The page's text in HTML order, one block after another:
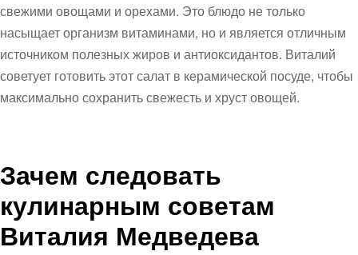
свежими овощами и орехами. Это блюдо не только
насыщает организм витаминами, но и является отличным
источником полезных жиров и антиоксидантов. Виталий
советует готовить этот салат в керамической посуде, чтобы
максимально сохранить свежесть и хруст овощей.
Зачем следовать
кулинарным советам
Виталия Медведева